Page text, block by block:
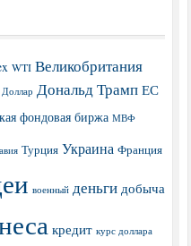
WTI Великобритания
Доллар Дональд Трамп ЕС
фондовая биржа МВФ
Турция Украина Франция
военный деньги добыча
кредит курс доллара